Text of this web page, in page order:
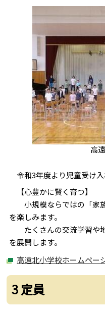
高
令和3年度より児童受け
【心豊かに賢く育つ】
小規模ならではの「家
を楽しみます。
たくさんの交流学習や
を展開します。
高遠北小学校ホームペー
3 定員